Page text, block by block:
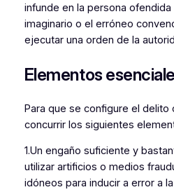
infunde en la persona
imaginario o el erróneo
ejecutar una orden de la
Elementos
Para que se configure el delito
concurrir los siguientes
1.Un engaño suficiente y
utilizar artificios o medios
idóneos para inducir a error a